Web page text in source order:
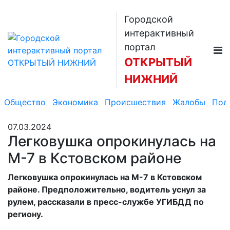
Городской
интерактивный
портал
ОТКРЫТЫЙ
НИЖНИЙ
Общество Экономика Происшествия Жалобы
07.03.2024
Легковушка опрокинулась на
М-7 в Кстовском районе
Легковушка опрокинулась на М-7 в Кстовском
районе. Предположительно, водитель уснул за
рулем, рассказали в пресс-службе УГИБДД по
региону.